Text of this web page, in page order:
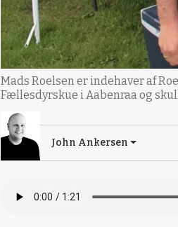
Mads Roelsen er indehaver af
Fællesdyrskue i Aabenraa og
John Ankersen